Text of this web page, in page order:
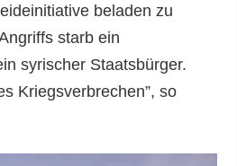
beladen zu
starb ein
syrischer Staatsbürger.
Kriegsverbrechen”, so